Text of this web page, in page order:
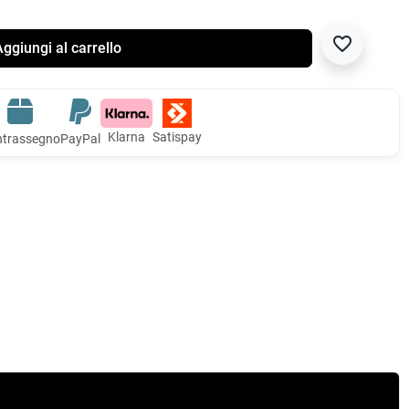
al carrello favorite_border
PayPal Klarna Satispay